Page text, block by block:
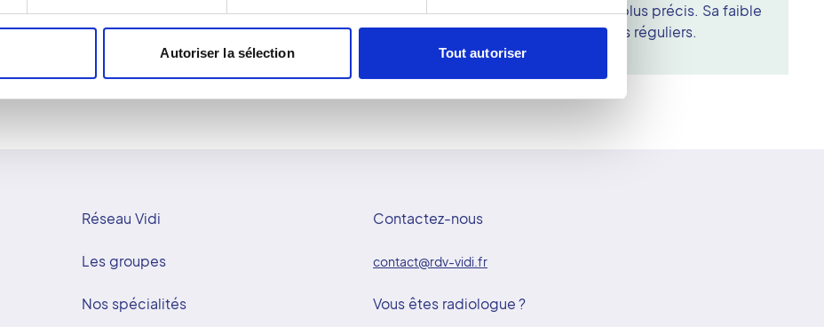
Autoriser la sélection Tout autoriser
un parcours
diagnostic et le suivi des troubles orthopédiques sont plus précis. Sa faible
irradiation en fait une méthode idéale pour les contrôles réguliers.
Réseau Vidi
Les groupes
Nos spécialités
Contactez-nous
contact@rdv-vidi.fr
Vous êtes radiologue ?